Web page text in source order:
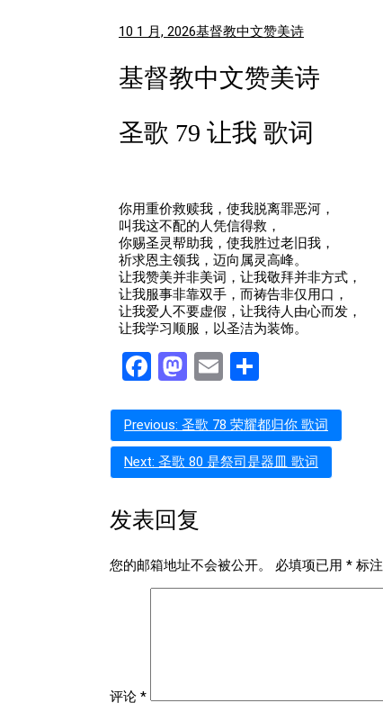
10 1 月, 2026基督教中文赞美诗
基督教中文赞美诗
圣歌 79 让我 歌词
你用重价救赎我，使我脱离罪恶河，
叫我这不配的人凭信得救，
你赐圣灵帮助我，使我胜过老旧我，
祈求恩主领我，迈向属灵高峰。
让我赞美并非美词，让我敬拜并非方式，
让我服事非靠双手，而祷告非仅用口，
让我爱人不要虚假，让我待人由心而发，
让我学习顺服，以圣洁为装饰。
Facebook
Mastodon
Email
文
章
航
Previous: 圣歌 78 荣耀都归你 歌词
Next: 圣歌 80 是祭司是器皿 歌词
发表回复
您的邮箱地址不会被公开。 必填项已用 * 标注
评论 *